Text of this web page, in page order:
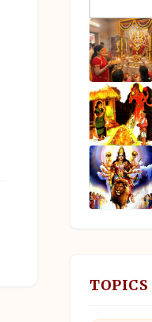
TOPICS